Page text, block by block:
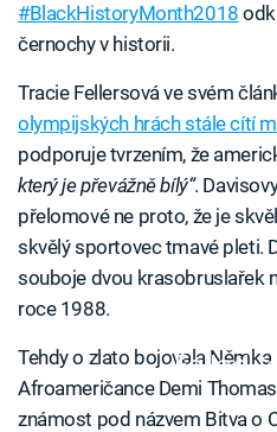
#BlackHistoryMonth2018
černochy v historii.
Tracie Fellersová ve svém
olympijských hrách stále cítí
podporuje tvrzením, že
který je převážně bílý“.
přelomové ne proto, že je
skvělý sportovec tmavé pleti.
souboje dvou krasobruslařek
roce 1988.
Failed
Tehdy o zlato bojovala
Afroameričance Demi
známost pod názvem Bitva o